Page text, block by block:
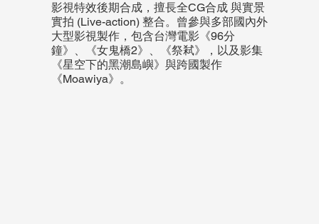
【影展介紹】葡萄牙里斯本怪
獸動畫影展
【影展
國際動畫
影視特效後期合成，擅長全CG合成 與實景
實拍 (Live-action) 整合。曾參與多部國內外
大型影視製作，包含台灣電影《96分
鐘》、《女鬼橋2》、《祭弒》，以及影集
《星空下的黑潮島嶼》與跨國製作
《Moawiya》。